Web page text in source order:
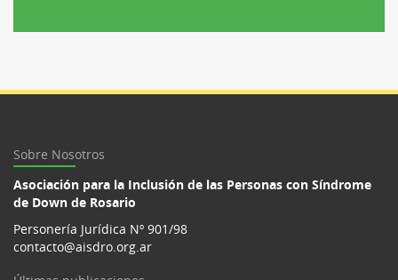
Sobre Nosotros
Asociación para la Inclusión de las Personas con Síndrome
de Down de Rosario
Personería Jurídica Nº 901/98
contacto@aisdro.org.ar